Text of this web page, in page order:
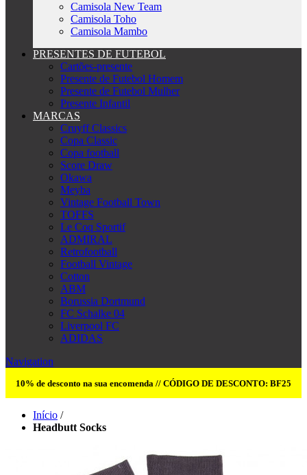
Camisola New Team
Camisola Toho
Camisola Mambo
PRESENTES DE FUTEBOL
Cartões-presente
Presente de Futebol Homem
Presente de Futebol Mulher
Presente Infantil
MARCAS
Cruyff Classics
Copa Classic
Copa football
Score Draw
Okawa
Meyba
Vintage Football Town
TOFFS
Le Coq Sportif
ADMIRAL
Retrofootball
Football Vintage
Cotton
ABM
Borussia Dortmund
FC Schalke 04
Liverpool FC
ADIDAS
Navigation
10% de desconto na sua encomenda // CÓDIGO DE DESCONTO: BF25
Início /
Headbutt Socks